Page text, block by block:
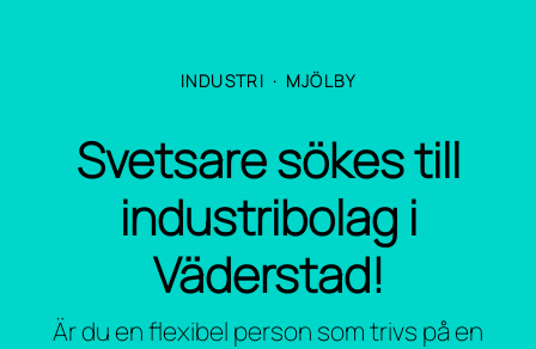
INDUSTRI · MJÖLBY
Svetsare sökes till
industribolag i
Väderstad!
Är du en flexibel person som trivs på en